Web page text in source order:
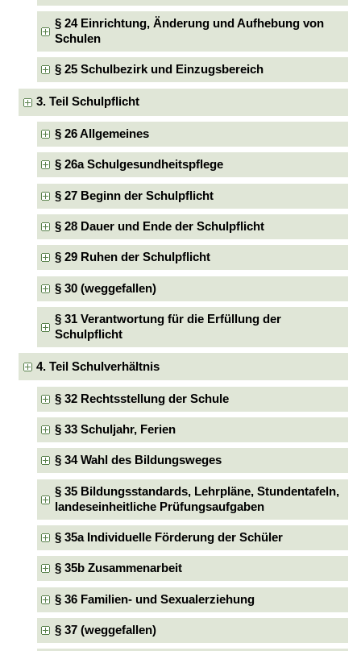
§ 24 Einrichtung, Änderung und Aufhebung von
Schulen
§ 25 Schulbezirk und Einzugsbereich
3. Teil Schulpflicht
§ 26 Allgemeines
§ 26a Schulgesundheitspflege
§ 27 Beginn der Schulpflicht
§ 28 Dauer und Ende der Schulpflicht
§ 29 Ruhen der Schulpflicht
§ 30 (weggefallen)
§ 31 Verantwortung für die Erfüllung der
Schulpflicht
4. Teil Schulverhältnis
§ 32 Rechtsstellung der Schule
§ 33 Schuljahr, Ferien
§ 34 Wahl des Bildungsweges
§ 35 Bildungsstandards, Lehrpläne, Stundentafeln,
landeseinheitliche Prüfungsaufgaben
§ 35a Individuelle Förderung der Schüler
§ 35b Zusammenarbeit
§ 36 Familien- und Sexualerziehung
§ 37 (weggefallen)